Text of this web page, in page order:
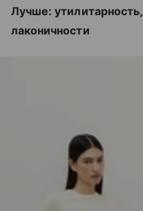
Лучше:
лаконичности